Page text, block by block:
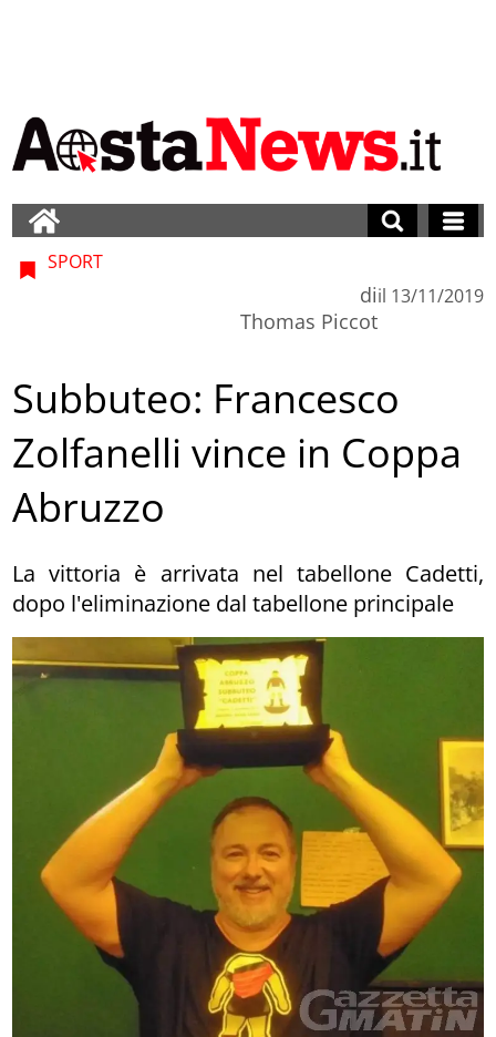
SPORT
di
Thomas Piccot
il 13/11/2019
Subbuteo: Francesco
Zolfanelli vince in Coppa
Abruzzo
La vittoria è arrivata nel tabellone Cadetti,
dopo l'eliminazione dal tabellone principale